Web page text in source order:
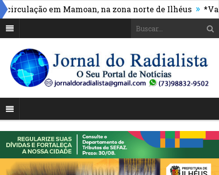
em Mamoan, na zona norte de Ilhéus » *Vasco